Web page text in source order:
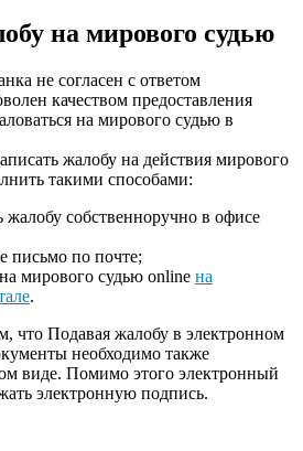
на мирового судью
не согласен с ответом
качеством предоставления
на мирового судью в
жалобу на действия мирового
такими способами:
жалобу собственноручно в офисе
письмо по почте;
мирового судью online на
.
что Подавая жалобу в электронном
необходимо также
виде. Помимо этого электронный
электронную подпись.